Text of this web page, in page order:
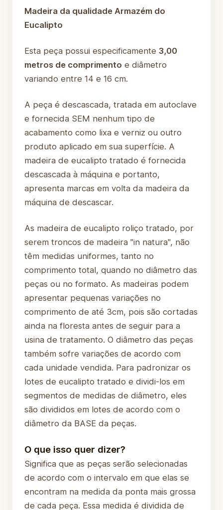
Madeira da qualidade Armazém do
Eucalipto
Esta peça possui especificamente 3,00
metros de comprimento e diâmetro
variando entre 14 e 16 cm.
A peça é descascada, tratada em autoclave
e fornecida SEM nenhum tipo de
acabamento como lixa e verniz ou outro
produto aplicado em sua superfície. A
madeira de eucalipto tratado é fornecida
descascada à máquina e portanto,
apresenta marcas em volta da madeira da
máquina de descascar.
As madeira de eucalipto roliço tratado, por
serem troncos de madeira "in natura", não
têm medidas uniformes, tanto no
comprimento total, quando no diâmetro das
peças ou no formato. As madeiras podem
apresentar pequenas variações no
comprimento de até 3cm, pois são cortadas
ainda na floresta antes de seguir para a
usina de tratamento. O diâmetro das peças
também sofre variações de acordo com
cada unidade vendida. Para padronizar os
lotes de eucalipto tratado e dividi-los em
segmentos de medidas de diâmetro, eles
são divididos em lotes de acordo com o
diâmetro da BASE da peças.
O que isso quer dizer?
Significa que as peças serão selecionadas
de acordo com o intervalo em que elas se
encontram na medida da ponta mais grossa
de cada peça. Essa medida é dividida de